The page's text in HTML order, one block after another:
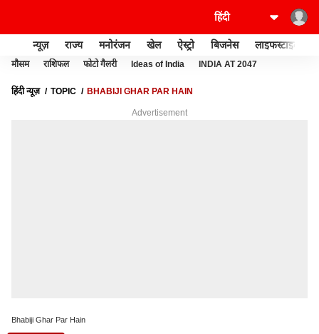
न्यूज़ राज्य मनोरंजन खेल ऐस्ट्रो बिजनेस लाइफस्टाइल
मौसम राशिफल फोटो गैलरी Ideas of India INDIA AT 2047
हिंदी न्यूज़ TOPIC BHABIJI GHAR PAR HAIN
Advertisement
Bhabiji Ghar Par Hain